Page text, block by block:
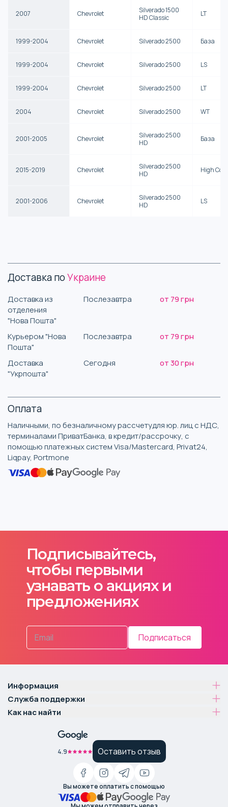
2007 Chevrolet
Silverado 1500
HD Classic
LT
1999-2004 Chevrolet Silverado 2500 База
1999-2004 Chevrolet Silverado 2500 LS
1999-2004 Chevrolet Silverado 2500 LT
2004 Chevrolet Silverado 2500 WT
2001-2005 Chevrolet
Silverado 2500
HD
База
2015-2019 Chevrolet
Silverado 2500
HD
High
2001-2006 Chevrolet
Silverado 2500
HD
LS
Доставка поУкраине
Доставка из
отделения
"Нова Пошта"
Послезавтра от 79 грн
Курьером "Нова
Пошта"
Послезавтра от 79 грн
Доставка
"Укрпошта"
Сегодня от 30 грн
Оплата
Наличными, по безналичному рассчетудля юр. лиц с НДС,
терминалами ПриватБанка, в кредит/рассрочку, с
помощью платежных систем Visa/Mastercard, Privat24,
Liqpay, Portmone
Подписывайтесь,
чтобы первыми
узнавать о акциях и
предложениях
Подписаться
Информация
Служба поддержки
Как нас найти
4.9 Оставить отзыв
Вы можете оплатить с помощью